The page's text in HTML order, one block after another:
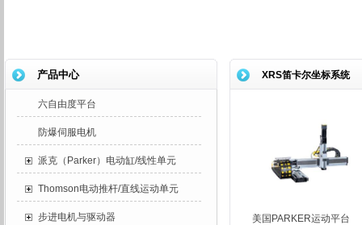
XRS笛卡尔坐标系统
美国PARKER运动平台
产品中心
六自由度平台
防爆伺服电机
派克（Parker）电动缸/线性单元
Thomson电动推杆/直线运动单元
步进电机与驱动器